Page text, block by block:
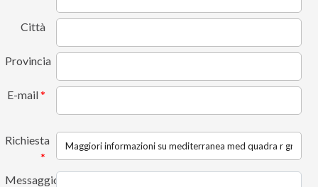
Città
Provincia
E-mail*
Richiesta
*
Messaggio